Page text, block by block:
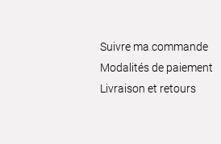
Suivre ma commande
Modalités de paiement
Livraison et retours